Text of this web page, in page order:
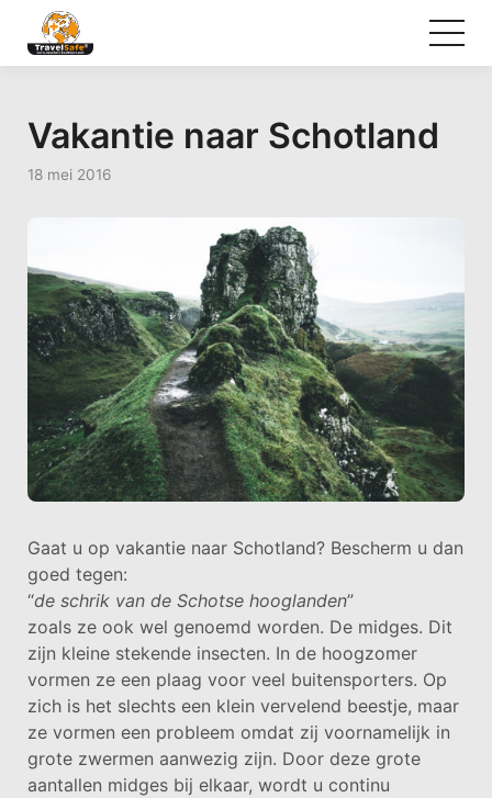
Vakantie naar Schotland
18 mei 2016
Gaat u op vakantie naar Schotland? Bescherm u dan
goed tegen:
“de schrik van de Schotse hooglanden”
zoals ze ook wel genoemd worden. De midges. Dit
zijn kleine stekende insecten. In de hoogzomer
vormen ze een plaag voor veel buitensporters. Op
zich is het slechts een klein vervelend beestje, maar
ze vormen een probleem omdat zij voornamelijk in
grote zwermen aanwezig zijn. Door deze grote
aantallen midges bij elkaar, wordt u continu